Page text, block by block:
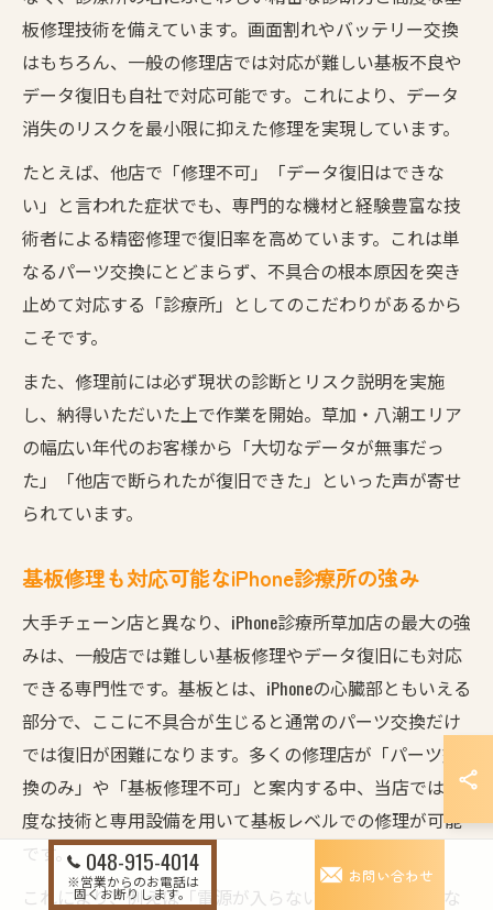
板修理技術を備えています。画面割れやバッテリー交換
はもちろん、一般の修理店では対応が難しい基板不良や
データ復旧も自社で対応可能です。これにより、データ
消失のリスクを最小限に抑えた修理を実現しています。
たとえば、他店で「修理不可」「データ復旧はできな
い」と言われた症状でも、専門的な機材と経験豊富な技
術者による精密修理で復旧率を高めています。これは単
なるパーツ交換にとどまらず、不具合の根本原因を突き
止めて対応する「診療所」としてのこだわりがあるから
こそです。
また、修理前には必ず現状の診断とリスク説明を実施
し、納得いただいた上で作業を開始。草加・八潮エリア
の幅広い年代のお客様から「大切なデータが無事だっ
た」「他店で断られたが復旧できた」といった声が寄せ
られています。
基板修理も対応可能なiPhone診療所の強み
大手チェーン店と異なり、iPhone診療所草加店の最大の強
みは、一般店では難しい基板修理やデータ復旧にも対応
できる専門性です。基板とは、iPhoneの心臓部ともいえる
部分で、ここに不具合が生じると通常のパーツ交換だけ
では復旧が困難になります。多くの修理店が「パーツ交
換のみ」や「基板修理不可」と案内する中、当店では高
度な技術と専用設備を用いて基板レベルでの修理が可能
です。
これにより、例えば「電源が入らない」「突然起動しな
048-915-4014
※営業からのお電話は
固くお断りします。
お問い合わせ